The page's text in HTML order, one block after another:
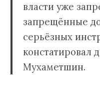
власти уже
запрещённые
серьёзных
констатировал
Мухаметшин.